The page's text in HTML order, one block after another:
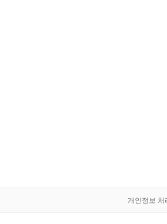
개인정보 처